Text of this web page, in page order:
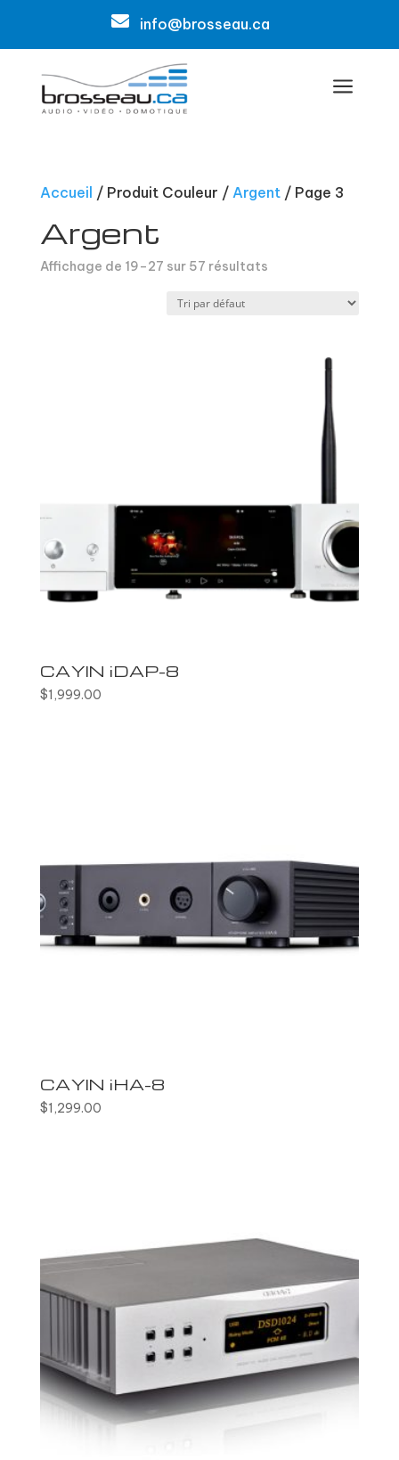
 info@brosseau.ca
a
Accueil / Produit Couleur / Argent/ Page 3
Argent
Affichage de 19–27 sur 57 résultats
CAYIN iDAP-8
$1,999.00
CAYIN iHA-8
$1,299.00